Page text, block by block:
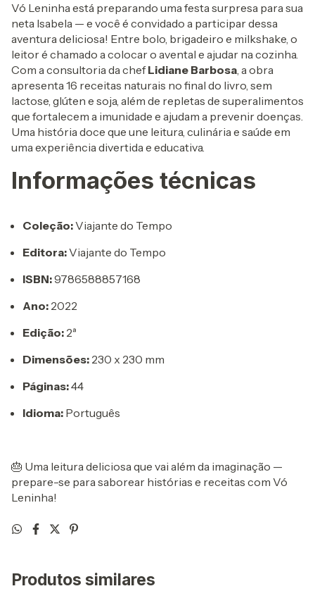
Vó Leninha está preparando uma festa surpresa para sua
neta Isabela — e você é convidado a participar dessa
aventura deliciosa! Entre bolo, brigadeiro e milkshake, o
leitor é chamado a colocar o avental e ajudar na cozinha.
Com a consultoria da chefLidiane Barbosa, a obra
apresenta 16 receitas naturais no final do livro, sem
lactose, glúten e soja, além de repletas de superalimentos
que fortalecem a imunidade e ajudam a prevenir doenças.
Uma história doce que une leitura, culinária e saúde em
uma experiência divertida e educativa.
Informações técnicas
Coleção:Viajante do Tempo
Editora:Viajante do Tempo
ISBN:9786588857168
Ano: 2022
Edição: 2ª
Dimensões: 230 x 230 mm
Páginas:44
Idioma: Português
🎂 Uma leitura deliciosa que vai além da imaginação —
prepare-se para saborear histórias e receitas com Vó
Leninha!
Produtos similares